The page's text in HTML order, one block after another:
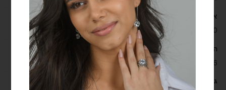
אורך השרשרת בס"מ
40
הארכה בס"מ
6
גובה בס"מ